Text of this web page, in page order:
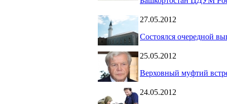
27.05.2012
Состоялся очередной
25.05.2012
Верховный муфтий
24.05.2012